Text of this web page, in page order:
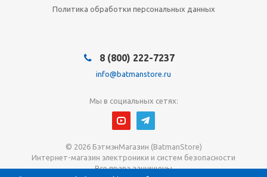
Политика обработки персональных данных
8 (800) 222-7237
info@batmanstore.ru
Мы в социальных сетях:
© 2026 БэтмэнМагазин (BatmanStore)
Интернет-магазин электроники и систем безопасности
Все права защищены